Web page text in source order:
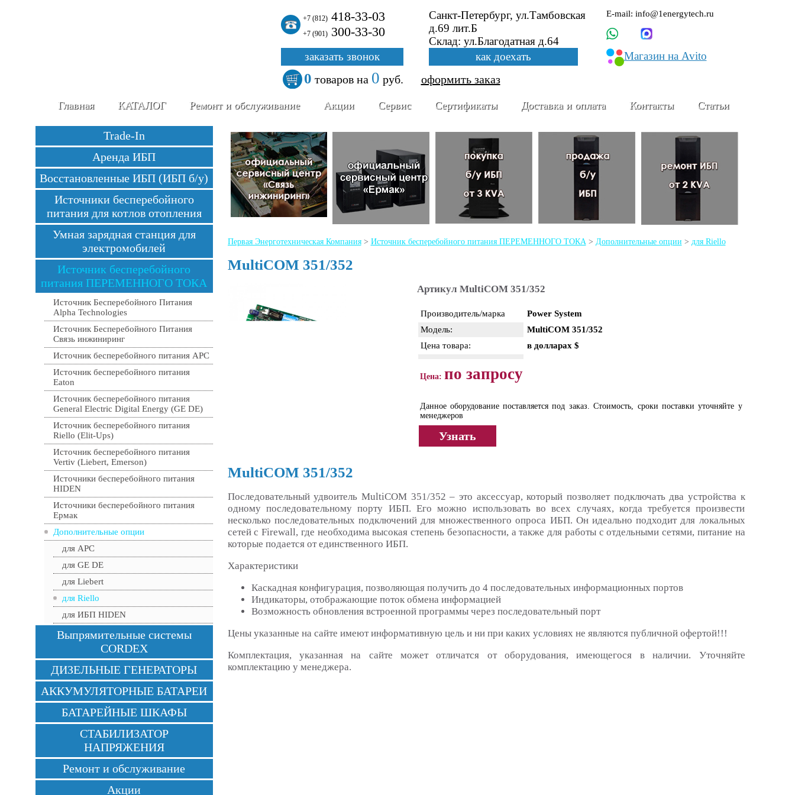
+7 (812)418-33-03
+7 (901)300-33-30
Санкт-Петербург, ул.Тамбовская
д.69 лит.Б
Склад: ул.Благодатная д.64
E-mail: info@1energytech.ru
Магазин на Avito
заказать звонок как доехать
0 товаровна 0 руб. оформить заказ
Главная КАТАЛОГ Ремонт и обслуживание Акции Сервис Сертификаты Доставка и оплата Контакты Статьи
Первая Энерготехническая Компания> Источник бесперебойного питания ПЕРЕМЕННОГО ТОКА> Дополнительные опции > для Riello
MultiCOM 351/352
Артикул MultiCOM 351/352
Производитель/марка
Power System
Модель:
MultiCOM 351/352
Цена товара:
в долларах $
Цена: по запросу
Данное оборудование поставляется под заказ. Стоимость, сроки поставки уточняйте у
менеджеров
Узнать
MultiCOM 351/352
Последовательный удвоитель MultiCOM 351/352 – это аксессуар, который позволяет подключать два устройства к
одному последовательному порту ИБП. Его можно использовать во всех случаях, когда требуется произвести
несколько последовательных подключений для множественного опроса ИБП. Он идеально подходит для локальных
сетей с Firewall, где необходима высокая степень безопасности, а также для работы с отдельными сетями, питание на
которые подается от единственного ИБП.
Характеристики
Каскадная конфигурация, позволяющая получить до 4 последовательных информационных портов
Индикаторы, отображающие поток обмена информацией
Возможность обновления встроенной программы через последовательный порт
Цены указанные на сайте имеют информативную цель и ни при каких условиях не являются публичной офертой!!!
Комплектация, указанная на сайте может отличатся от оборудования, имеющегося в наличии. Уточняйте
комплектацию у менеджера.
Trade-In
Аренда ИБП
Восстановленные ИБП (ИБП б/у)
Источники бесперебойного
питания для котлов отопления
Умная зарядная станция для
электромобилей
Источник бесперебойного
питания ПЕРЕМЕННОГО ТОКА
Источник Бесперебойного Питания
Alpha Technologies
Источник Бесперебойного Питания
Связь инжиниринг
Источник бесперебойного питания APC
Источник бесперебойного питания
Eaton
Источник бесперебойного питания
General Electric Digital Energy (GE DE)
Источник бесперебойного питания
Riello (Elit-Ups)
Источник бесперебойного питания
Vertiv (Liebert, Emerson)
Источники бесперебойного питания
HIDEN
Источники бесперебойного питания
Ермак
Дополнительные опции
для APC
для GE DE
для Liebert
для Riello
для ИБП HIDEN
Выпрямительные системы
CORDEX
ДИЗЕЛЬНЫЕ ГЕНЕРАТОРЫ
АККУМУЛЯТОРНЫЕ БАТАРЕИ
БАТАРЕЙНЫЕ ШКАФЫ
СТАБИЛИЗАТОР
НАПРЯЖЕНИЯ
Ремонт и обслуживание
Акции